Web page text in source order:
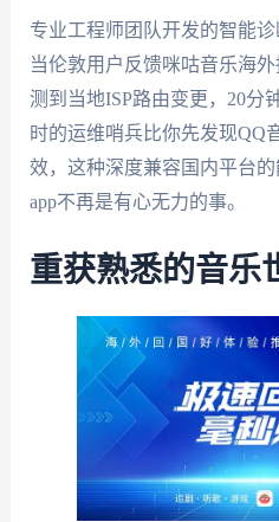
专业工程师团队开发的智能诊
当伦敦用户反馈咪咕音乐海
测到当地ISP路由变更，20分
时的运维哨兵比你先发现QQ
效，这种深度兼容国内平台
app不再是有心无力的事。
重获熟悉的音乐